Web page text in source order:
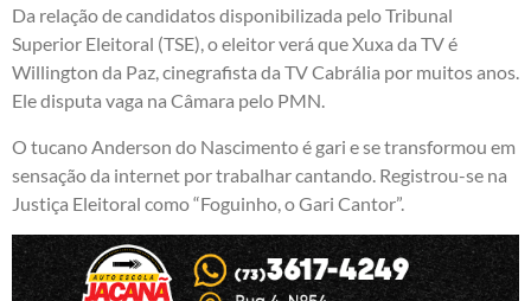
Da relação de candidatos disponibilizada pelo Tribunal
Superior Eleitoral (TSE), o eleitor verá que Xuxa da TV é
Willington da Paz, cinegrafista da TV Cabrália por muitos anos.
Ele disputa vaga na Câmara pelo PMN.
O tucano Anderson do Nascimento é gari e se transformou em
sensação da internet por trabalhar cantando. Registrou-se na
Justiça Eleitoral como “Foguinho, o Gari Cantor”.